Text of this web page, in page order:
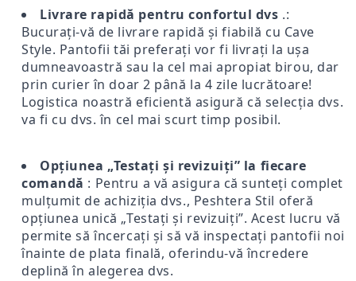
Livrare rapidă pentru confortul dvs .:
Bucurați-vă de livrare rapidă și fiabilă cu Cave
Style. Pantofii tăi preferați vor fi livrați la ușa
dumneavoastră sau la cel mai apropiat birou, dar
prin curier în doar 2 până la 4 zile lucrătoare!
Logistica noastră eficientă asigură că selecția dvs.
va fi cu dvs. în cel mai scurt timp posibil.
Opțiunea „Testați și revizuiți” la fiecare
comandă : Pentru a vă asigura că sunteți complet
mulțumit de achiziția dvs., Peshtera Stil oferă
opțiunea unică „Testați și revizuiți”. Acest lucru vă
permite să încercați și să vă inspectați pantofii noi
înainte de plata finală, oferindu-vă încredere
deplină în alegerea dvs.